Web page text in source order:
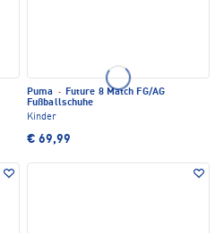
Puma · Future 8 Match FG/AG
Fußballschuhe
Kinder
€ 69,99